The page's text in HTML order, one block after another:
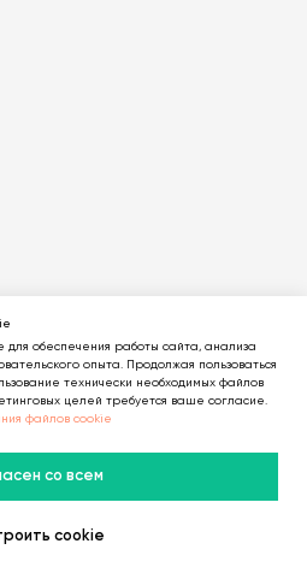
распознавания капчи
обеспечения работы сайта, анализа
опыта. Продолжая пользоваться
технически необходимых файлов
целей требуется ваше согласие.
файлов cookie
со всем
cookie